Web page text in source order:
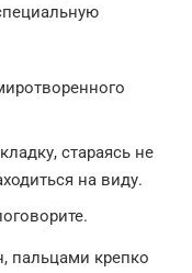
стараясь не
на виду.
пальцами крепко